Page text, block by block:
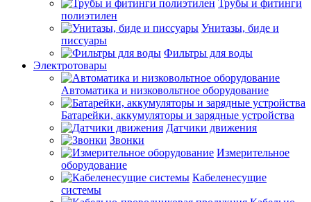
Трубы и фитинги
полиэтилен
Унитазы, биде и
писсуары
Фильтры для воды
Электротовары
Автоматика и низковольтное оборудование
Батарейки, аккумуляторы и зарядные устройства
Датчики движения
Звонки
Измерительное
оборудование
Кабеленесущие
системы